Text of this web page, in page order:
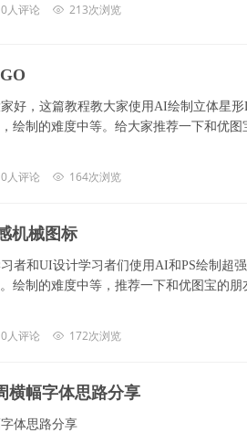
0人评论 213次浏览
好，这篇教程教大家使用AI绘制立体星
绘制的难度中等。给大家推荐一下和优
0人评论 164次浏览
机械图标
者和UI设计学习者们使用AI和PS绘制超
绘制的难度中等，推荐一下和优图宝的
0人评论 172次浏览
横幅字体思路分享
体思路分享